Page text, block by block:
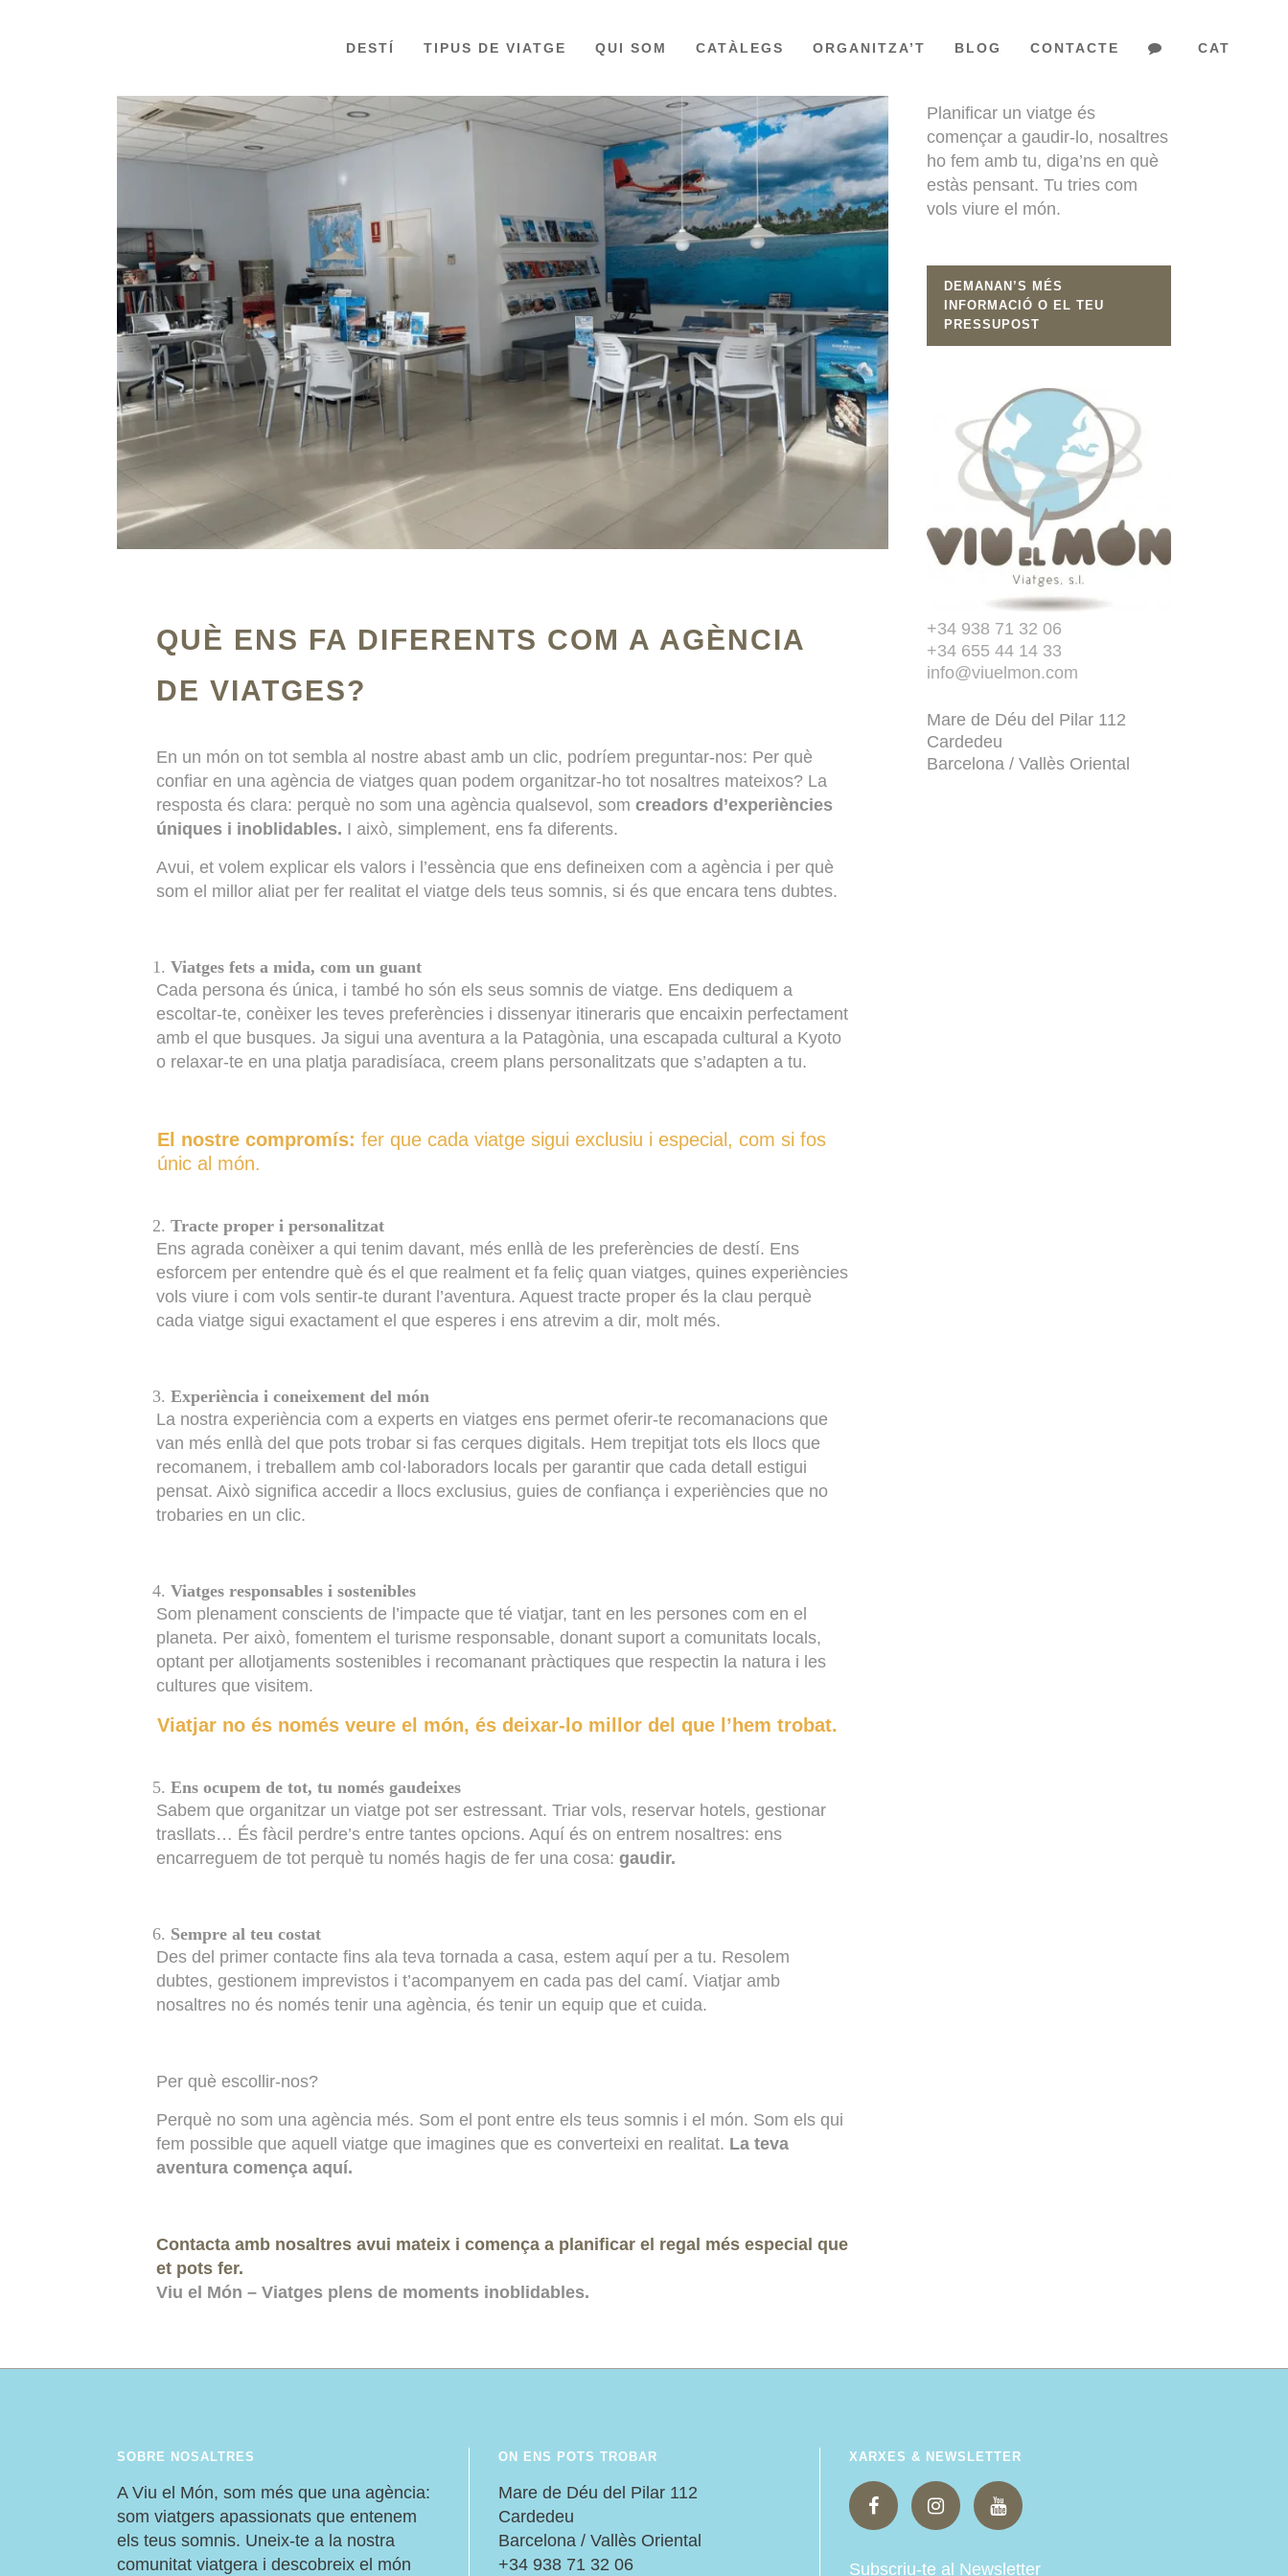
DESTÍ TIPUS DE VIATGE QUI SOM CATÀLEGS ORGANITZA’T BLOG CONTACTE CAT
QUÈ ENS FA DIFERENTS COM A AGÈNCIA
DE VIATGES?
En un món on tot sembla al nostre abast amb un clic, podríem preguntar-nos: Per què
confiar en una agència de viatges quan podem organitzar-ho tot nosaltres mateixos? La
resposta és clara: perquè no som una agència qualsevol, som creadors d’experiències
úniques i inoblidables. I això, simplement, ens fa diferents.
Avui, et volem explicar els valors i l’essència que ens defineixen com a agència i per què
som el millor aliat per fer realitat el viatge dels teus somnis, si és que encara tens dubtes.
Viatges fets a mida, com un guant
Cada persona és única, i també ho són els seus somnis de viatge. Ens dediquem a
escoltar-te, conèixer les teves preferències i dissenyar itineraris que encaixin perfectament
amb el que busques. Ja sigui una aventura a la Patagònia, una escapada cultural a Kyoto
o relaxar-te en una platja paradisíaca, creem plans personalitzats que s’adapten a tu.
El nostre compromís: fer que cada viatge sigui exclusiu i especial, com si fos
únic al món.
Tracte proper i personalitzat
Ens agrada conèixer a qui tenim davant, més enllà de les preferències de destí. Ens
esforcem per entendre què és el que realment et fa feliç quan viatges, quines experiències
vols viure i com vols sentir-te durant l’aventura. Aquest tracte proper és la clau perquè
cada viatge sigui exactament el que esperes i ens atrevim a dir, molt més.
Experiència i coneixement del món
La nostra experiència com a experts en viatges ens permet oferir-te recomanacions que
van més enllà del que pots trobar si fas cerques digitals. Hem trepitjat tots els llocs que
recomanem, i treballem amb col·laboradors locals per garantir que cada detall estigui
pensat. Això significa accedir a llocs exclusius, guies de confiança i experiències que no
trobaries en un clic.
Viatges responsables i sostenibles
Som plenament conscients de l’impacte que té viatjar, tant en les persones com en el
planeta. Per això, fomentem el turisme responsable, donant suport a comunitats locals,
optant per allotjaments sostenibles i recomanant pràctiques que respectin la natura i les
cultures que visitem.
Viatjar no és només veure el món, és deixar-lo millor del que l’hem trobat.
Ens ocupem de tot, tu només gaudeixes
Sabem que organitzar un viatge pot ser estressant. Triar vols, reservar hotels, gestionar
trasllats… És fàcil perdre’s entre tantes opcions. Aquí és on entrem nosaltres: ens
encarreguem de tot perquè tu només hagis de fer una cosa: gaudir.
Sempre al teu costat
Des del primer contacte fins ala teva tornada a casa, estem aquí per a tu. Resolem
dubtes, gestionem imprevistos i t’acompanyem en cada pas del camí. Viatjar amb
nosaltres no és només tenir una agència, és tenir un equip que et cuida.
Per què escollir-nos?
Perquè no som una agència més. Som el pont entre els teus somnis i el món. Som els qui
fem possible que aquell viatge que imagines que es converteixi en realitat. La teva
aventura comença aquí.
Contacta amb nosaltres avui mateix i comença a planificar el regal més especial que
et pots fer.
Viu el Món – Viatges plens de moments inoblidables.
Planificar un viatge és
començar a gaudir-lo, nosaltres
ho fem amb tu, diga’ns en què
estàs pensant. Tu tries com
vols viure el món.
DEMANAN’S MÉS
INFORMACIÓ O EL TEU
PRESSUPOST
+34 938 71 32 06
+34 655 44 14 33
info@viuelmon.com
Mare de Déu del Pilar 112
Cardedeu
Barcelona / Vallès Oriental
SOBRE NOSALTRES
A Viu el Món, som més que una agència:
som viatgers apassionats que entenem
els teus somnis. Uneix-te a la nostra
comunitat viatgera i descobreix el món
ON ENS POTS TROBAR
Mare de Déu del Pilar 112
Cardedeu
Barcelona / Vallès Oriental
+34 938 71 32 06
XARXES & NEWSLETTER
Subscriu-te al Newsletter